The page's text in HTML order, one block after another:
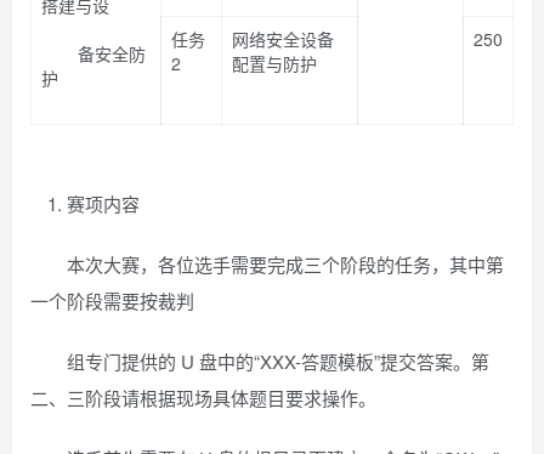
搭建与设
备安全防
护
任务
2
网络安全设备
配置与防护
250
赛项内容
本次大赛，各位选手需要完成三个阶段的任务，其中第
一个阶段需要按裁判
组专门提供的 U 盘中的“XXX-答题模板”提交答案。第
二、三阶段请根据现场具体题目要求操作。